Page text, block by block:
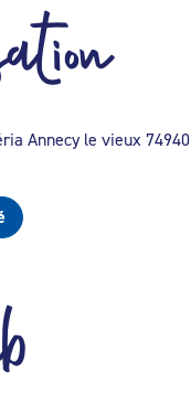
Annecy le vieux 74940